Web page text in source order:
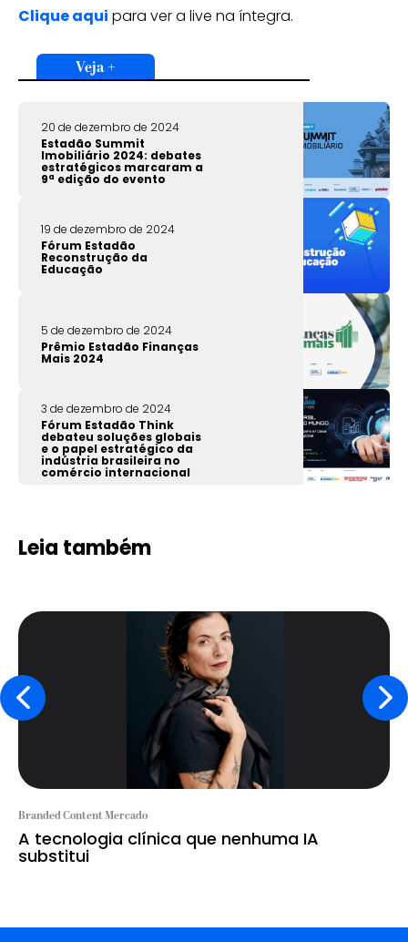
Clique aqui para ver a live na íntegra.
Veja +
20 de dezembro de 2024
Estadão Summit
Imobiliário 2024: debates
estratégicos marcaram a
9ª edição do evento
19 de dezembro de 2024
Fórum Estadão
Reconstrução da
Educação
5 de dezembro de 2024
Prêmio Estadão Finanças
Mais 2024
3 de dezembro de 2024
Fórum Estadão Think
debateu soluções globais
e o papel estratégico da
indústria brasileira no
comércio internacional
Leia também
Branded Content Mercado
A tecnologia clínica que nenhuma IA
substitui